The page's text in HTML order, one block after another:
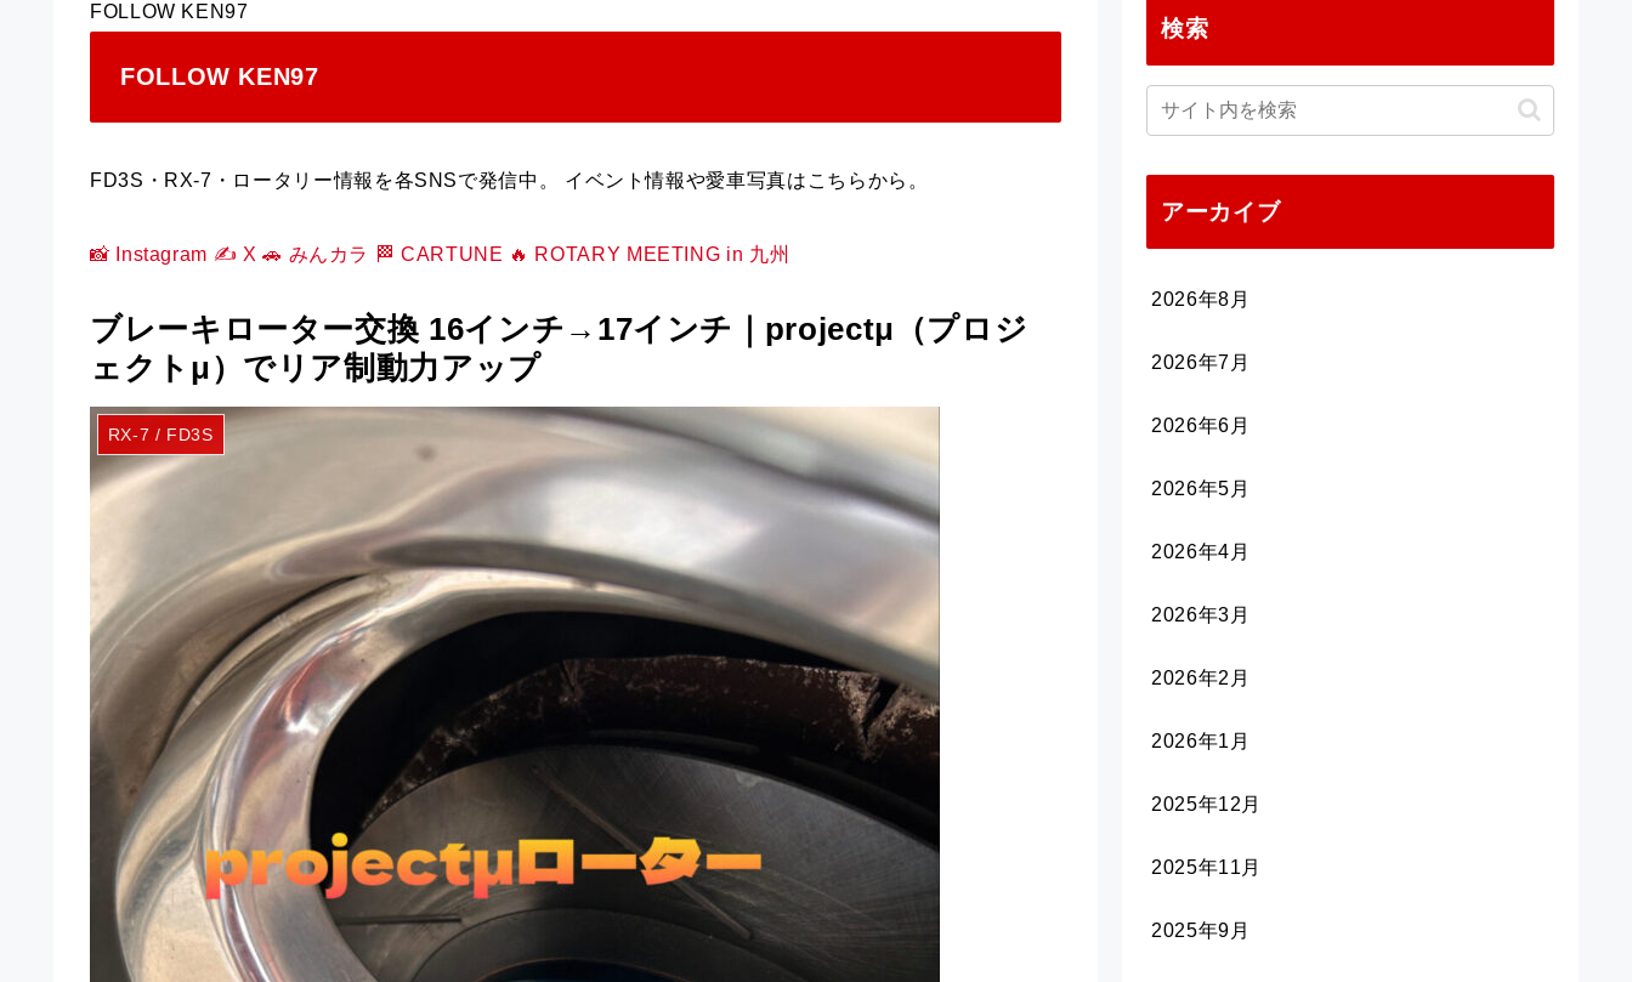
FOLLOW KEN97
FOLLOW KEN97
FD3S・RX-7・ロータリー情報を各SNSで発信中。 イベント情報や愛車写真はこちらから。
📸 Instagram ✍️ X🚗 みんカラ 🏁 CARTUNE 🔥 ROTARY MEETING in 九州
ブレーキローター交換 16インチ→17インチ｜projectμ（プロジ
ェクトμ）でリア制動力アップ
RX-7 / FD3S
検索
アーカイブ
2026年8月
2026年7月
2026年6月
2026年5月
2026年4月
2026年3月
2026年2月
2026年1月
2025年12月
2025年11月
2025年9月